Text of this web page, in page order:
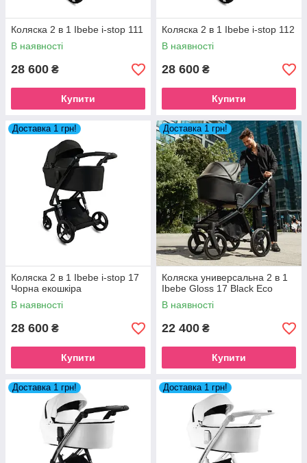
Коляска 2 в 1 Ibebe i-stop 111
В наявності
28 600 ₴
Купити
Коляска 2 в 1 Ibebe i-stop 112
В наявності
28 600 ₴
Купити
Доставка 1 грн!
Коляска 2 в 1 Ibebe i-stop 17
Чорна екошкіра
В наявності
28 600 ₴
Купити
Доставка 1 грн!
Коляска универсальна 2 в 1
Ibebe Gloss 17 Black Eco
В наявності
22 400 ₴
Купити
Доставка 1 грн! Доставка 1 грн!